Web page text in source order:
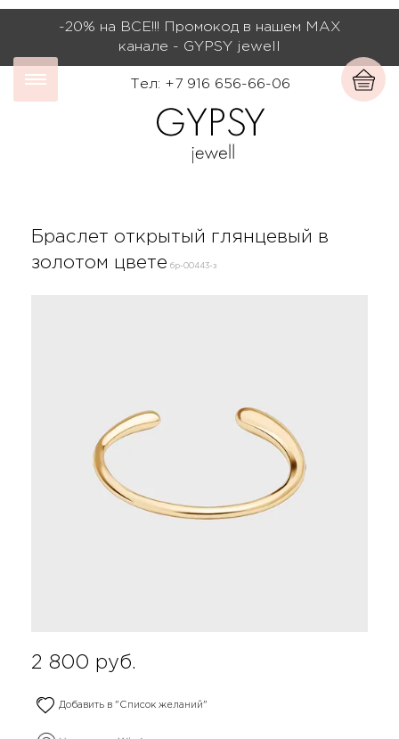
-20% на ВСЕ!!! Промокод в нашем МАХ
канале - GYPSY jewell
Тел: +7 916 656-66-06
Браслет открытый глянцевый в
золотом цвете бр-00443-з
2 800 руб.
Добавить в "Список желаний"